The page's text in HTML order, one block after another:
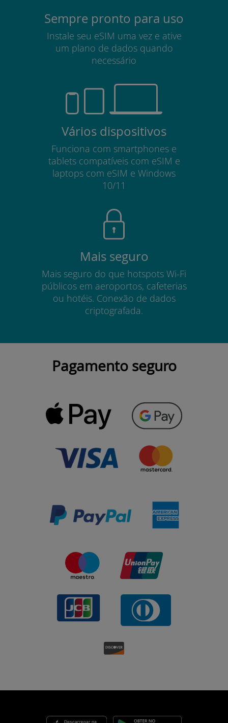
Sempre pronto para uso
Instale seu eSIM uma vez e ative
um plano de dados quando
necessário
Vários dispositivos
Funciona com smartphones e
tablets compatíveis com eSIM e
laptops com eSIM e Windows
10/11
Mais seguro
Mais seguro do que hotspots Wi-Fi
públicos em aeroportos, cafeterias
ou hotéis. Conexão de dados
criptografada.
Pagamento seguro